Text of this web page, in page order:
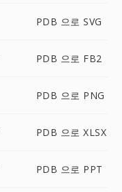
PDB 으로 SVG
PDB 으로 FB2
PDB 으로 PNG
PDB 으로 XLSX
PDB 으로 PPT